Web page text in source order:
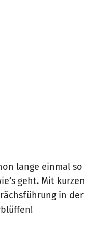
lange einmal so
geht. Mit kurzen
in der